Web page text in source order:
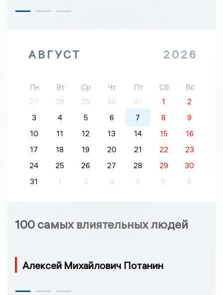
АВГУСТ 2026
Пн Вт Ср Чт Пт Сб
Вс
27
28 29 30 31 1
2
3
4 5 6 7 8
9
10
11 12 13 14 15
16
17
18 19 20 21 22
23
24
25 26 27 28 29
30
31
1 2 3 4 5 6
100 самых влиятельных людей
Алексей Михайлович Потанин